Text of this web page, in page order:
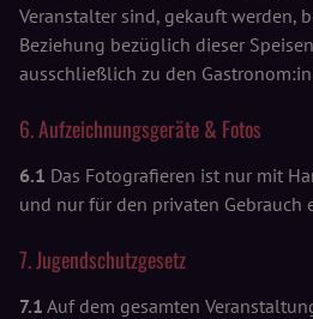
Veranstalter sind, gekauft werden,
Beziehung bezüglich dieser
ausschließlich zu den
6. Aufzeichnungsgeräte & Fotos
6.1 Das Fotografieren ist nur mit
und nur für den privaten Gebrauch
7. Jugendschutzgesetz
7.1 Auf dem gesamten